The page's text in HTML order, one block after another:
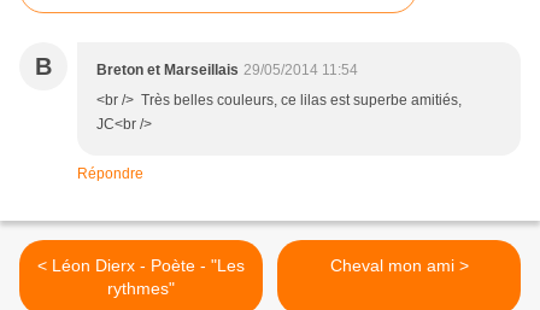
B Breton et Marseillais 29/05/2014 11:54
<br /> Très belles couleurs, ce lilas est superbe amitiés,
JC<br />
Répondre
< Léon Dierx - Poète - "Les
rythmes"
Cheval mon ami >